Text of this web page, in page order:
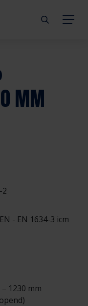
MM
2
- EN 1634-3 icm
1230 mm